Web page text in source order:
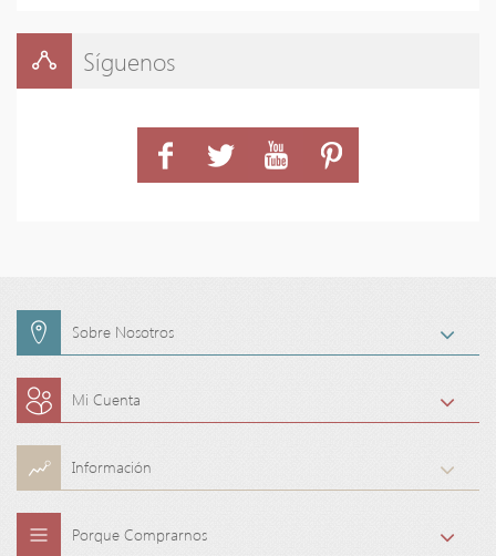
Síguenos
Sobre Nosotros
Mi Cuenta
Información
Porque Comprarnos